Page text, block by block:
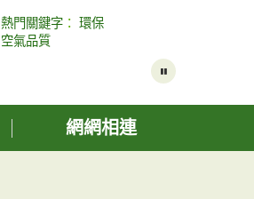
熱門關鍵字 ：環保
空氣品質
網網相連